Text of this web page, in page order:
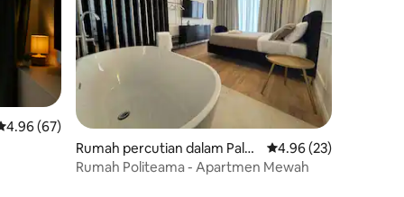
purata 4.96 daripada 5, 67 ulasan
4.96 (67)
Rumah percutian dalam Paler
mo
Penarafan purata
4.96 (23)
Rumah Politeama - Apartmen Mewah